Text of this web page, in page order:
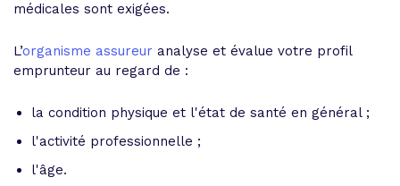
médicales sont exigées.
L’organisme assureur analyse et évalue votre profil
emprunteur au regard de :
la condition physique et l'état de santé en général ;
l'activité professionnelle ;
l'âge.